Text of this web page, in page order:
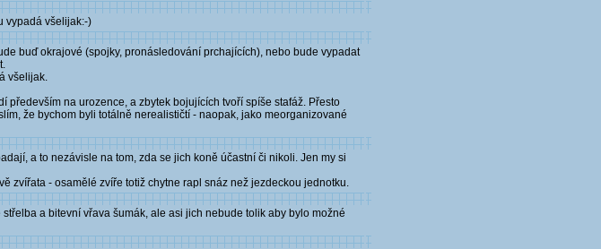
vypadá všelijak:-)
buď okrajové (spojky, pronásledování prchajících), nebo bude vypadat
všelijak.
především na urozence, a zbytek bojujících tvoří spíše stafáž. Přesto
že bychom byli totálně nerealističtí - naopak, jako meorganizované
a to nezávisle na tom, zda se jich koně účastní či nikoli. Jen my si
zvířata - osamělé zvíře totiž chytne rapl snáz než jezdeckou jednotku.
a bitevní vřava šumák, ale asi jich nebude tolik aby bylo možné